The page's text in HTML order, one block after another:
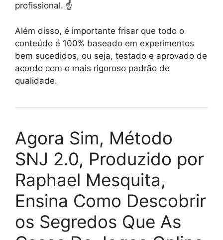
profissional. ☝️
Além disso, é importante frisar que todo o
conteúdo é 100% baseado em experimentos
bem sucedidos, ou seja, testado e aprovado de
acordo com o mais rigoroso padrão de
qualidade.
Agora Sim, Método
SNJ 2.0, Produzido por
Raphael Mesquita,
Ensina Como Descobrir
os Segredos Que As